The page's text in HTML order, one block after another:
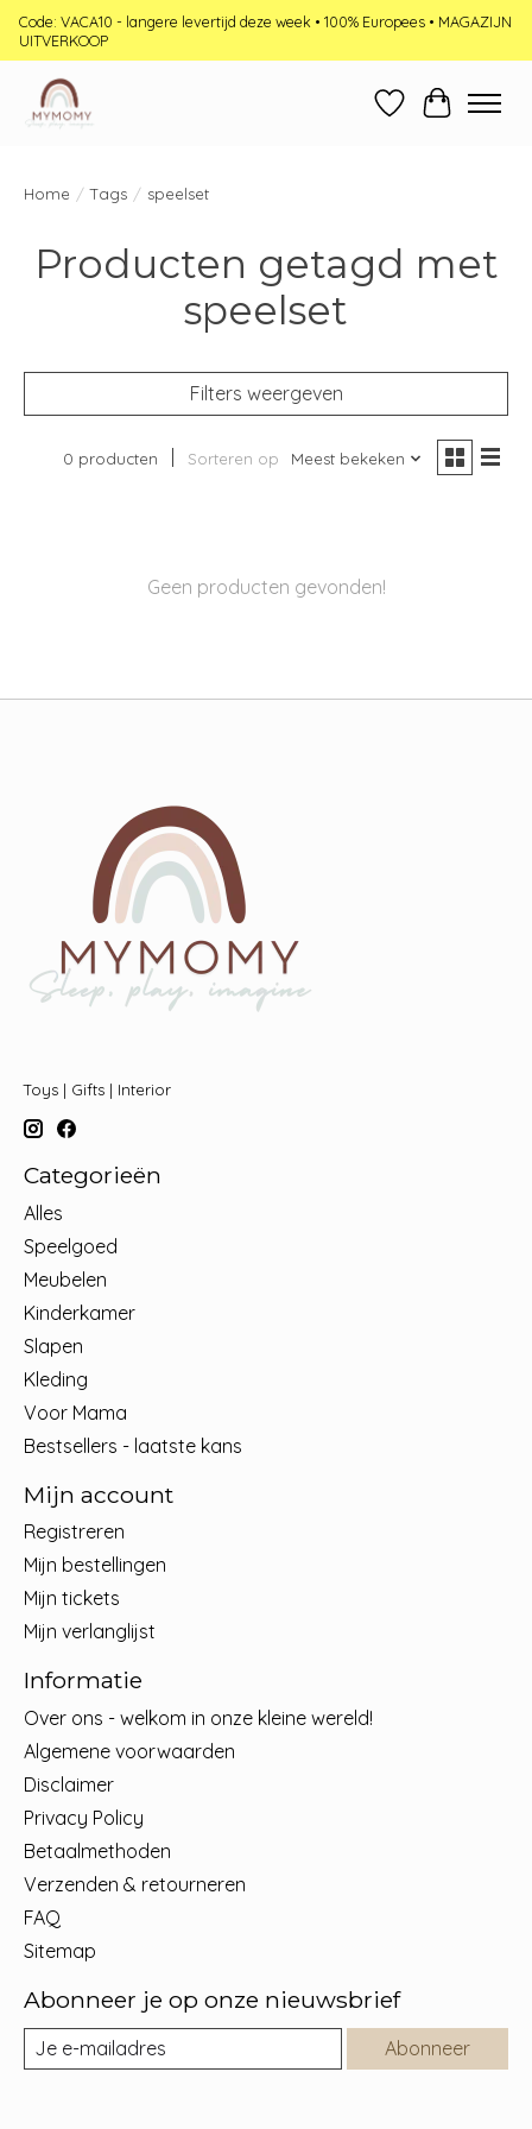
Code: VACA10 - langere levertijd deze week • 100% Europees • MAGAZIJN
UITVERKOOP
Verlanglijst
Home / Tags / speelset
Producten getagd met
speelset
Filters weergeven
0 producten Sorteren op Meest bekeken
Geen producten gevonden!
Toys | Gifts | Interior
Categorieën
Alles
Speelgoed
Meubelen
Kinderkamer
Slapen
Kleding
Voor Mama
Bestsellers - laatste kans
Mijn account
Registreren
Mijn bestellingen
Mijn tickets
Mijn verlanglijst
Informatie
Over ons - welkom in onze kleine wereld!
Algemene voorwaarden
Disclaimer
Privacy Policy
Betaalmethoden
Verzenden & retourneren
FAQ
Sitemap
Abonneer je op onze nieuwsbrief
Abonneer